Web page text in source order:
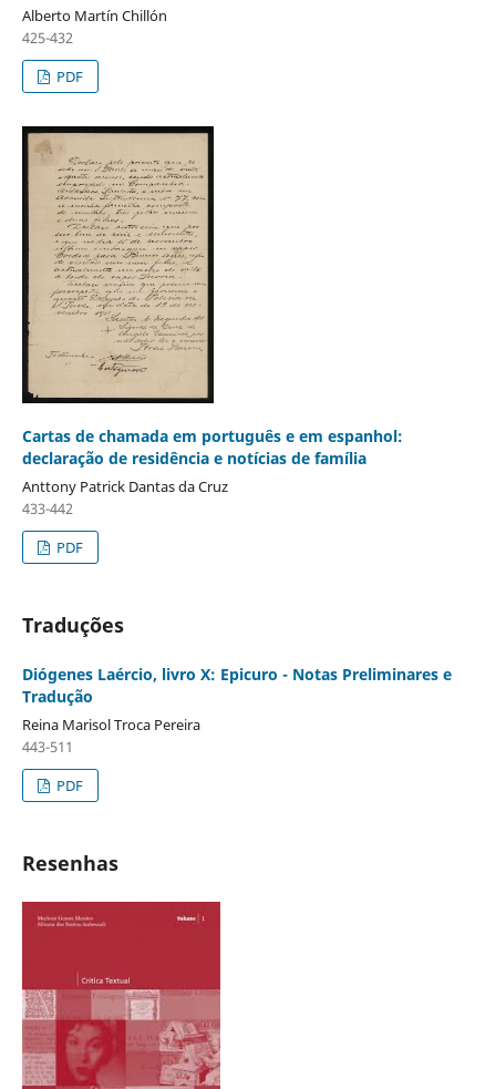
Alberto Martín Chillón
425-432
PDF
Cartas de chamada em português e em espanhol:
declaração de residência e notícias de família
Anttony Patrick Dantas da Cruz
433-442
PDF
Traduções
Diógenes Laércio, livro X: Epicuro - Notas Preliminares e
Tradução
Reina Marisol Troca Pereira
443-511
PDF
Resenhas